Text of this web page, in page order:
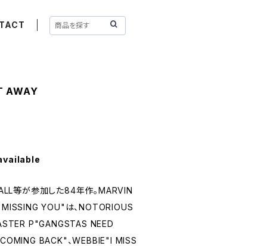
AWAY
等が参加した84年作。MARVIN
YOU"は、NOTORIOUS
P"GANGSTAS NEED
BACK"、WEBBIE"I MISS